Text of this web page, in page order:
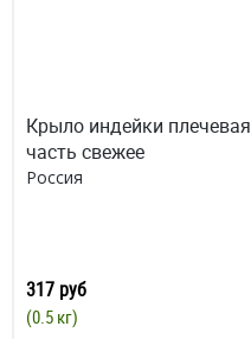
Крыло индейки плечевая
часть свежее
Россия
317 руб
(0.5 кг)